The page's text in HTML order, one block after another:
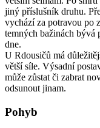
jiný příslušník druhu.
vychází za potravou po
temných bažinách bývá
dne.
U Rdousičů má
větší síle. Výsadní
může zůstat či zabrat
odsunout jinam.
Pohyb